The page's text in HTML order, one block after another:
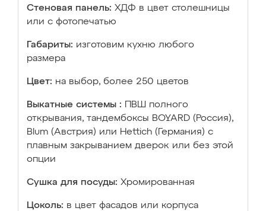
Стеновая панель: ХДФ в цвет столешницы
или с фотопечатью
Габариты: изготовим кухню любого
размера
Цвет: на выбор, более 250 цветов
Выкатные системы :
ПВШ полного
открывания, тандембоксы BOYARD (Россия),
Blum (Австрия) или Hettich (Германия) с
плавным закрыванием дверок или без этой
опции
Сушка для посуды: Хромированная
Цоколь: в цвет фасадов или корпуса